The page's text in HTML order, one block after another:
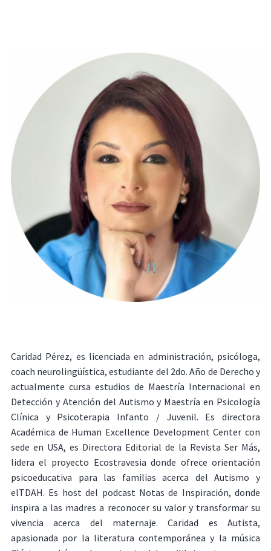
Caridad Pérez, es licenciada en administración, psicóloga,
coach neurolingüística, estudiante del 2do. Año de Derecho y
actualmente cursa estudios de Maestría Internacional en
Detección y Atención del Autismo y Maestría en Psicología
Clínica y Psicoterapia Infanto / Juvenil. Es directora
Académica de Human Excellence Development Center con
sede en USA, es Directora Editorial de la Revista Ser Más,
lidera el proyecto Ecostravesia donde ofrece orientación
psicoeducativa para las familias acerca del Autismo y
elTDAH. Es host del podcast Notas de Inspiración, donde
inspira a las madres a reconocer su valor y transformar su
vivencia acerca del maternaje. Caridad es Autista,
apasionada por la literatura contemporánea y la música